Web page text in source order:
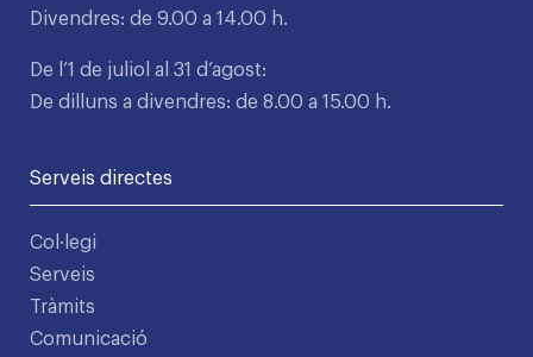
Divendres: de 9.00 a 14.00 h.
De l’1 de juliol al 31 d’agost:
De dilluns a divendres: de 8.00 a 15.00 h.
Serveis directes
Col·legi
Serveis
Tràmits
Comunicació